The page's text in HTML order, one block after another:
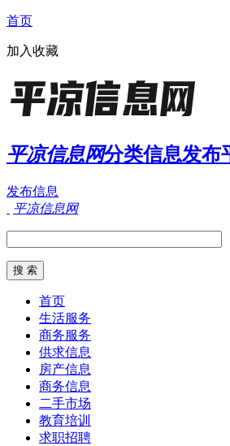
首页
加入收藏
平凉信息网分类信息发布
发布信息
平凉信息网
首页
生活服务
商务服务
供求信息
房产信息
商务信息
二手市场
教育培训
求职招聘